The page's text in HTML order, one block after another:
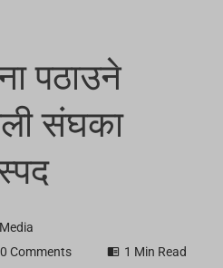
पठाउने
संघका
0 Comments 1 Min Read